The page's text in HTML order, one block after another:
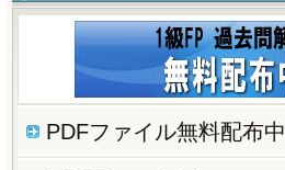
PDFファイル無料配布中